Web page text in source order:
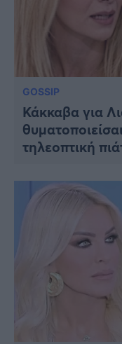
GOSSIP
Κάκκαβα για
τηλεοπτική